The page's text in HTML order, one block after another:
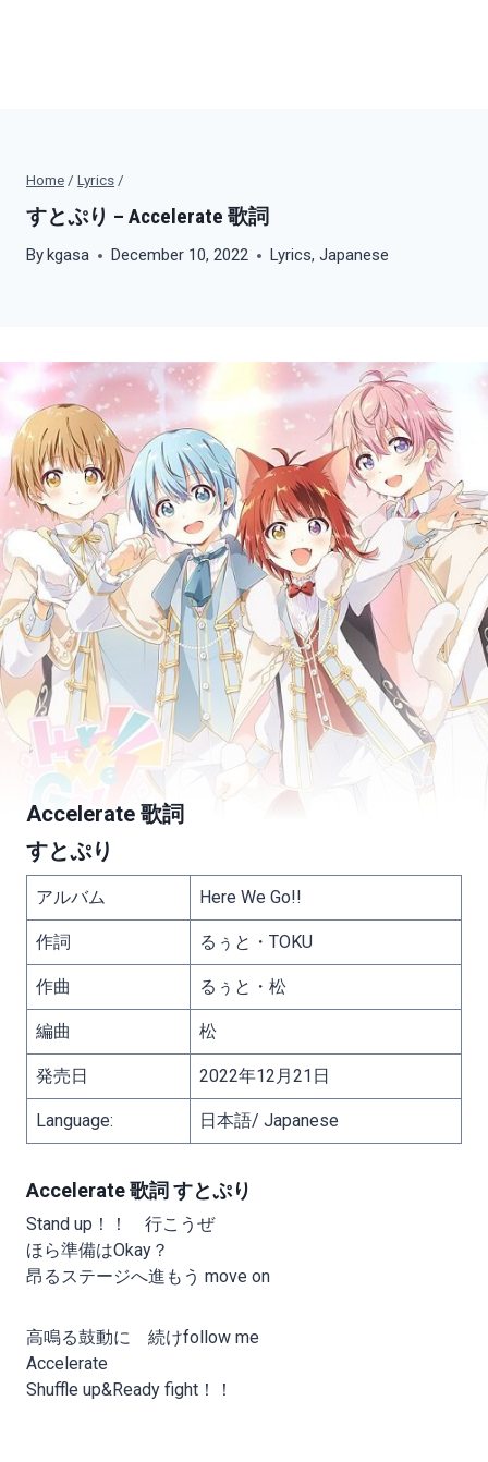
Home / Lyrics /
すとぷり – Accelerate 歌詞
Bykgasa December 10, 2022 Lyrics,Japanese
Accelerate 歌詞
すとぷり
アルバム Here We Go!!
作詞 るぅと・TOKU
作曲 るぅと・松
編曲 松
発売日 2022年12月21日
Language: 日本語/ Japanese
Accelerate 歌詞 すとぷり
Stand up！！ 行こうぜ
ほら準備はOkay？
昂るステージへ進もう move on
高鳴る鼓動に 続けfollow me
Accelerate
Shuffle up&Ready fight！！